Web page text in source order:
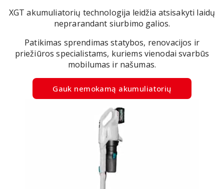
XGT akumuliatorių technologija leidžia atsisakyti laidų
neprarandant siurbimo galios.
Patikimas sprendimas statybos, renovacijos ir
priežiūros specialistams, kuriems vienodai svarbūs
mobilumas ir našumas.
Gauk nemokamą akumuliatorių